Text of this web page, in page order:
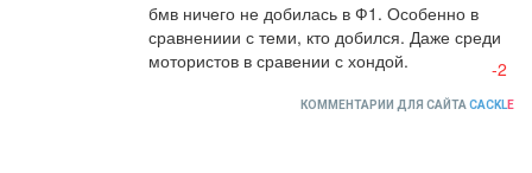
бмв ничего не добилась в Ф1. Особенно в
сравнениии с теми, кто добился. Даже среди
мотористов в сравении с хондой.
-2
КОММЕНТАРИИ ДЛЯ САЙТАCACKLE